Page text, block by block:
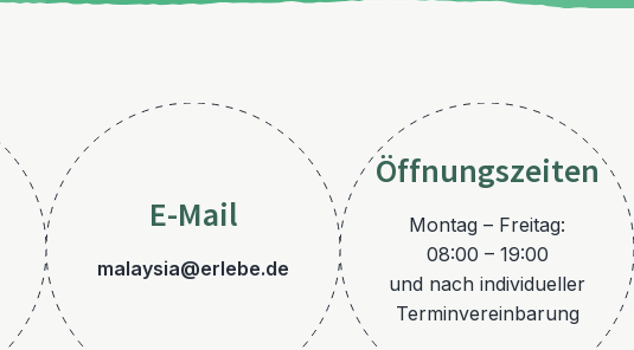
E-Mail
malaysia@erlebe.de
Öffnungszeiten
Montag – Freitag:
08:00 – 19:00
und nach individueller
Terminvereinbarung